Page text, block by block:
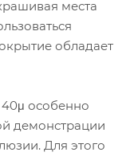
места
обладает
особенно
демонстрации
Для этого